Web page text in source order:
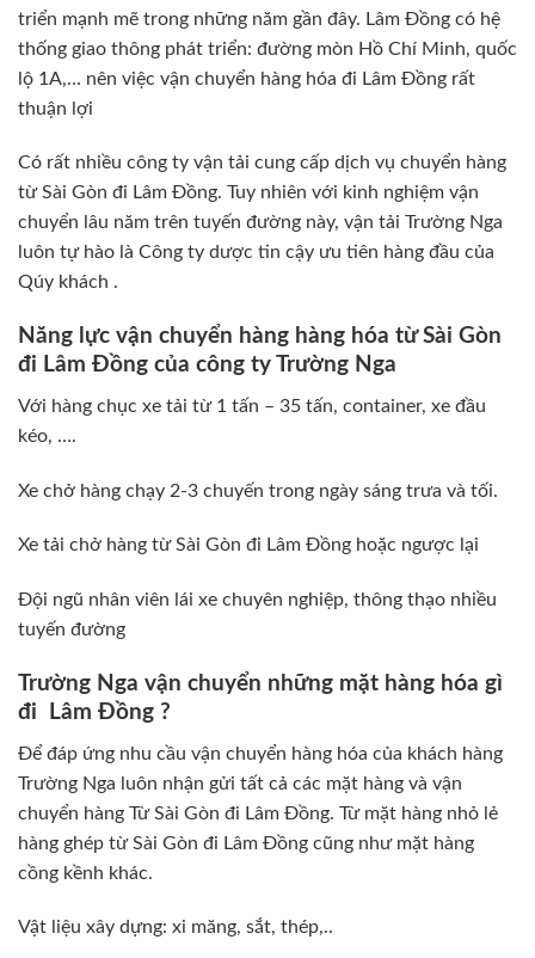
triển mạnh mẽ trong những năm gần đây. Lâm Đồng có hệ
thống giao thông phát triển: đường mòn Hồ Chí Minh, quốc
lộ 1A,… nên việc vận chuyển hàng hóa đi Lâm Đồng rất
thuận lợi
Có rất nhiều công ty vận tải cung cấp dịch vụ chuyển hàng
từ Sài Gòn đi Lâm Đồng. Tuy nhiên với kinh nghiệm vận
chuyển lâu năm trên tuyến đường này, vận tải Trường Nga
luôn tự hào là Công ty dược tin cậy ưu tiên hàng đầu của
Qúy khách .
Năng lực vận chuyển hàng hàng hóa từ Sài Gòn
đi Lâm Đồng của công ty Trường Nga
Với hàng chục xe tải từ 1 tấn – 35 tấn, container, xe đầu
kéo, ….
Xe chở hàng chạy 2-3 chuyến trong ngày sáng trưa và tối.
Xe tải chở hàng từ Sài Gòn đi Lâm Đồng hoặc ngược lại
Đội ngũ nhân viên lái xe chuyên nghiệp, thông thạo nhiều
tuyến đường
Trường Nga vận chuyển những mặt hàng hóa gì
đi Lâm Đồng ?
Để đáp ứng nhu cầu vận chuyển hàng hóa của khách hàng
Trường Nga luôn nhận gửi tất cả các mặt hàng và vận
chuyển hàng Từ Sài Gòn đi Lâm Đồng. Từ mặt hàng nhỏ lẻ
hàng ghép từ Sài Gòn đi Lâm Đồng cũng như mặt hàng
cồng kềnh khác.
Vật liệu xây dựng: xi măng, sắt, thép,..